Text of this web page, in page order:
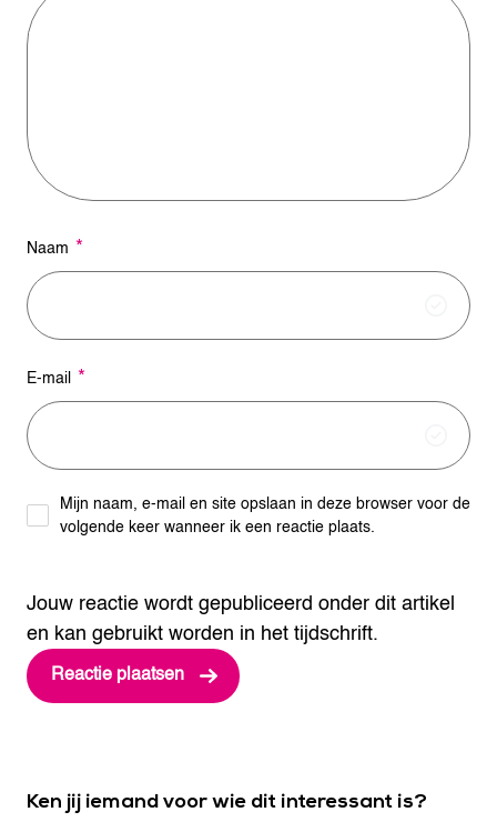
Jouw reactie wordt gepubliceerd onder dit artikel
en kan gebruikt worden in het tijdschrift.
Naam *
E-mail *
Mijn naam, e-mail en site opslaan in deze browser voor de
volgende keer wanneer ik een reactie plaats.
n
a
e
:
Ken jij iemand voor wie dit interessant is?